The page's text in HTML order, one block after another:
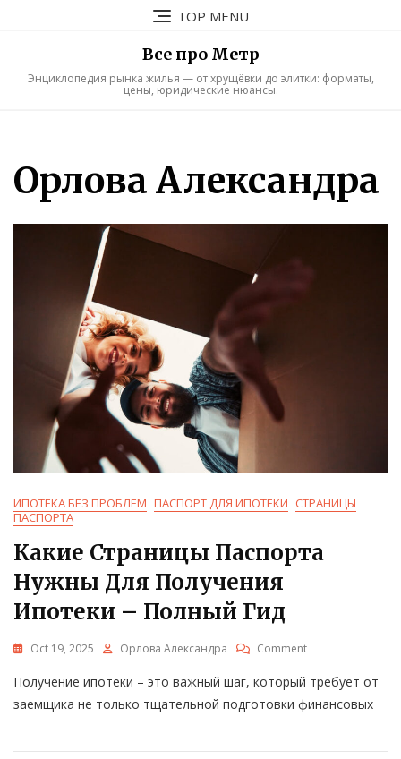
TOP MENU
Все про Метр
Энциклопедия рынка жилья — от хрущёвки до элитки: форматы,
цены, юридические нюансы.
Орлова Александра
ИПОТЕКА БЕЗ ПРОБЛЕМ ПАСПОРТ ДЛЯ ИПОТЕКИ СТРАНИЦЫ
ПАСПОРТА
Какие Страницы Паспорта
Нужны Для Получения
Ипотеки – Полный Гид
Oct 19, 2025 Орлова Александра CommentOn
Страницы
Паспорта
Получения
Получение ипотеки – это важный шаг, который требует от
заемщика не только тщательной подготовки финансовых